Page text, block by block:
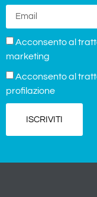
Acconsento al
marketing
Acconsento al
profilazione
ISCRIVITI